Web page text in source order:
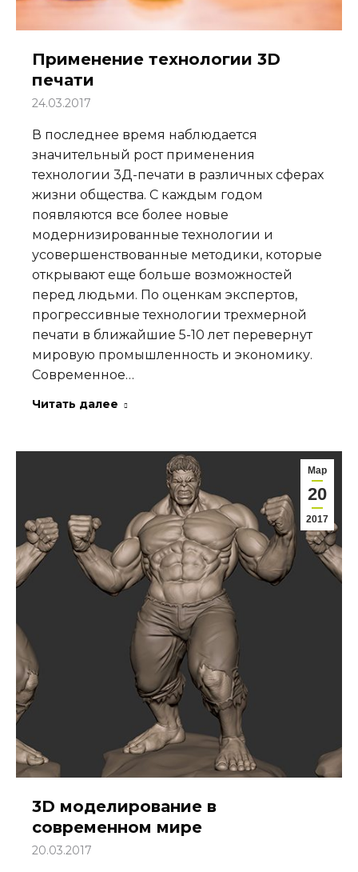
Применение технологии 3D
печати
24.03.2017
В последнее время наблюдается
значительный рост применения
технологии 3Д-печати в различных сферах
жизни общества. С каждым годом
появляются все более новые
модернизированные технологии и
усовершенствованные методики, которые
открывают еще больше возможностей
перед людьми. По оценкам экспертов,
прогрессивные технологии трехмерной
печати в ближайшие 5-10 лет перевернут
мировую промышленность и экономику.
Современное…
Читать далее
Мар
20
2017
3D моделирование в
современном мире
20.03.2017